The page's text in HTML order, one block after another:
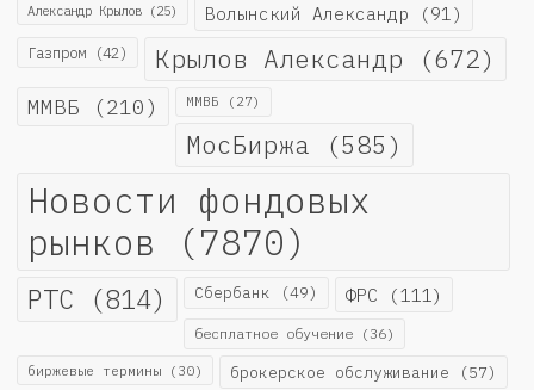
Александр Крылов (25) Волынский Александр (91)
Газпром (42) Крылов Александр (672)
ММВБ (210) ММВБ (27)
МосБиржа (585)
Новости фондовых
рынков (7870)
РТС (814) Сбербанк (49) ФРС (111)
бесплатное обучение (36)
биржевые термины (30) брокерское обслуживание (57)